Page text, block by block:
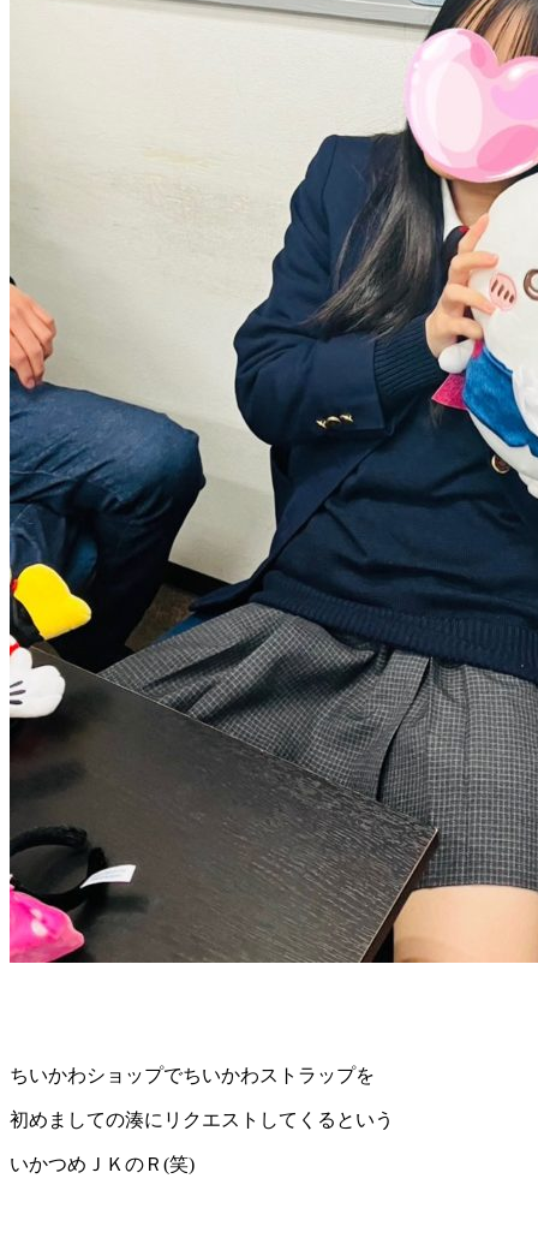
ちいかわショップでちいかわストラップを
初めましての湊にリクエストしてくるという
いかつめＪＫのＲ(笑)